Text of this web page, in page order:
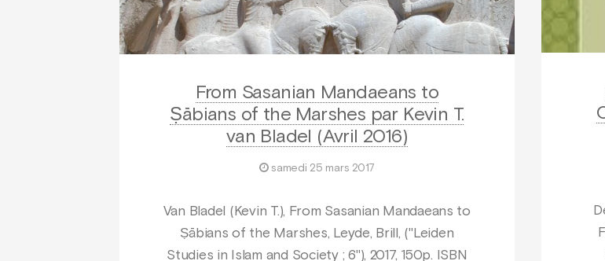
From Sasanian Mandaeans to
Ṣābians of the Marshes par Kevin T.
van Bladel (Avril 2016)
samedi 25 mars 2017
Van Bladel (Kevin T.), From Sasanian Mandaeans to
Ṣābians of the Marshes, Leyde, Brill, ("Leiden
Studies in Islam and Society ; 6"), 2017, 150p. ISBN